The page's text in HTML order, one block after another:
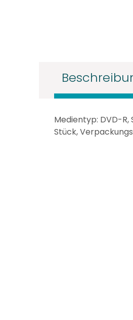
Medientyp: DVD-
Stück,